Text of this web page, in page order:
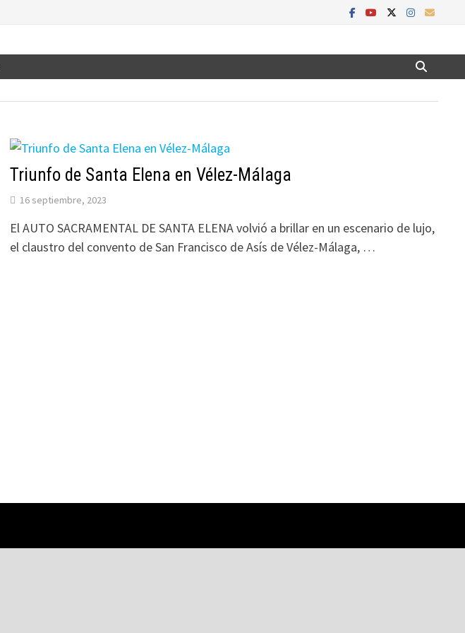
Triunfo de Santa Elena en Vélez-Málaga
16 septiembre, 2023
El AUTO SACRAMENTAL DE SANTA ELENA volvió a brillar en un escenario de lujo,
el claustro del convento de San Francisco de Asís de Vélez-Málaga, …